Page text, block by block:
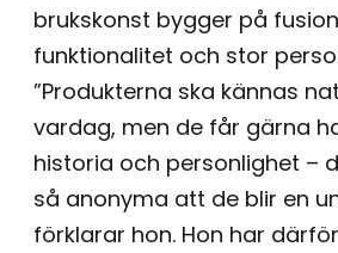
brukskonst bygger på
funktionalitet och stor
”Produkterna ska kännas
vardag, men de får gärna
historia och personlighet –
så anonyma att de blir en
förklarar hon. Hon har